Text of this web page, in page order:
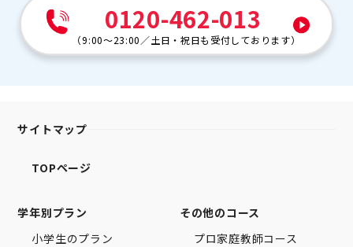
0120-462-013
（9:00～23:00 ／土日・祝日も受付しております）
サイトマップ
TOPページ
学年別プラン
小学生のプラン
その他のコース
プロ家庭教師コース